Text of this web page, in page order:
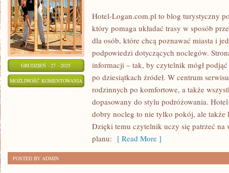
GRUDZIEŃ - 27 - 2025
MOŻLIWOŚĆ KOMENTOWANIA PODRÓŻE
ZIMOWE
NARTY
KULIGI
Hotel-Logan.com.pl to blog turystyczny
który pomaga układać trasy w sposób
dla osób, które chcą poznawać miasta i
podpowiedzi dotyczących noclegów.
informacji – tak, by czytelnik mógł
po dziesiątkach źródeł. W centrum
rodzinnych po komfortowe, a także
dopasowany do stylu podróżowania.
dobry nocleg to nie tylko pokój, ale także
Dzięki temu czytelnik uczy się patrzeć na
planu: [ Read More ]
POSTED BY ADMIN